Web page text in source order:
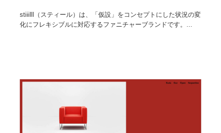
stiiilll（スティール）は、「仮設」をコンセプトにした状況の変
化にフレキシブルに対応するファニチャーブランドです。...